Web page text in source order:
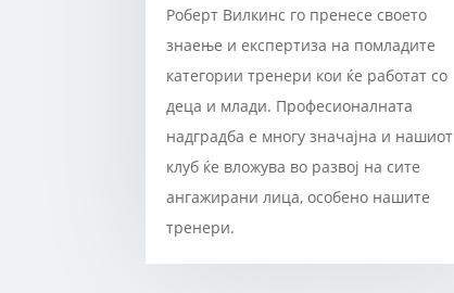
Роберт Вилкинс го пренесе своето
знаење и експертиза на помладите
категории тренери кои ќе работат со
деца и млади. Професионалната
надградба е многу значајна и нашиот
клуб ќе вложува во развој на сите
ангажирани лица, особено нашите
тренери.